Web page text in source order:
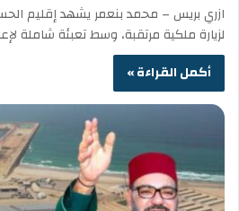
ازري بريس – محمد بنعمر يشهد إقليم
لزيارة ملكية مرتقبة، وسط تعبئة شاملة
أكمل القراءة »